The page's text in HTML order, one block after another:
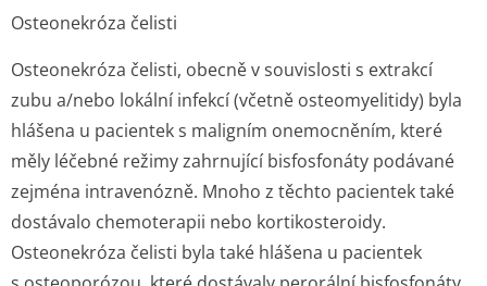
Osteonekróza čelisti
Osteonekróza čelisti, obecně v souvislosti s extrakcí
zubu a/nebo lokální infekcí (včetně osteomyelitidy) byla
hlášena u pacientek s maligním onemocněním, které
měly léčebné režimy zahrnující bisfosfonáty podávané
zejména intravenózně. Mnoho z těchto pacientek také
dostávalo chemoterapii nebo kortikosteroidy.
Osteonekróza čelisti byla také hlášena u pacientek